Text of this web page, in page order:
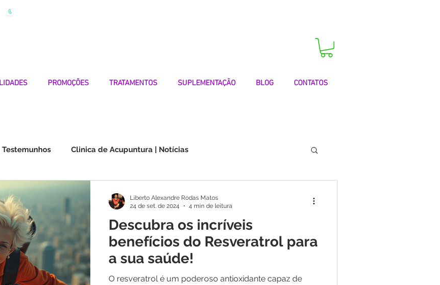
PROMOÇÕES TRATAMENTOS SUPLEMENTAÇÃO BLOG CONTATOS
Clinica de Acupuntura | Notícias
na Orelha | Testemunhos
Medicina Quântica | TestemunhosDescubra os incríveis
benefícios do Resveratrol para
a sua saúde!
O resveratrol é um poderoso antioxidante capaz de
Liberto Alexandre Rodas Matos
24 de set. de 2024
4 min de leitura